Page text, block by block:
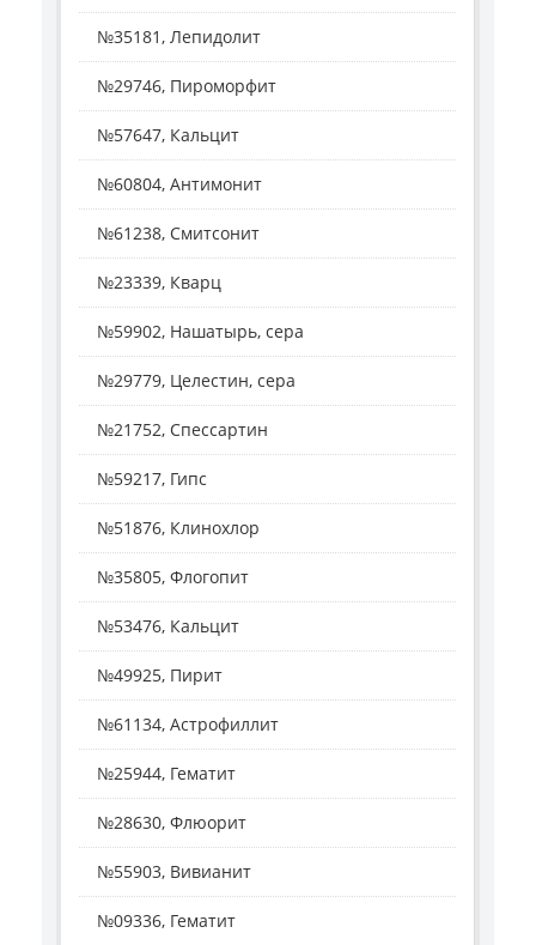
№35181, Лепидолит
№29746, Пироморфит
№57647, Кальцит
№60804, Антимонит
№61238, Смитсонит
№23339, Кварц
№59902, Нашатырь, сера
№29779, Целестин, сера
№21752, Спессартин
№59217, Гипс
№51876, Клинохлор
№35805, Флогопит
№53476, Кальцит
№49925, Пирит
№61134, Астрофиллит
№25944, Гематит
№28630, Флюорит
№55903, Вивианит
№09336, Гематит